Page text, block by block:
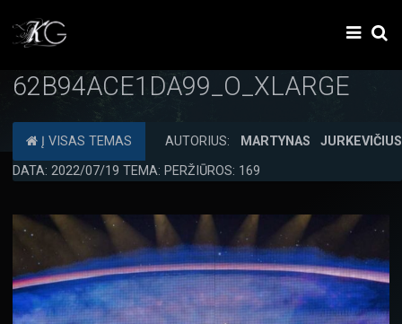
62B94ACE1DA99_O_XLARGE
Į VISAS TEMAS AUTORIUS:
MARTYNAS JURKEVIČIUS
DATA: 2022/07/19 TEMA: PERŽIŪROS: 169